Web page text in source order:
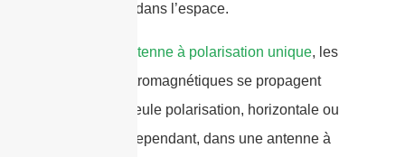
propagées dans l’espace.
antenne à polarisation unique, les
ondes électromagnétiques se propagent
dans une seule polarisation, horizontale ou
verticale. Cependant, dans une antenne à